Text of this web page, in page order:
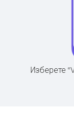
Изберете